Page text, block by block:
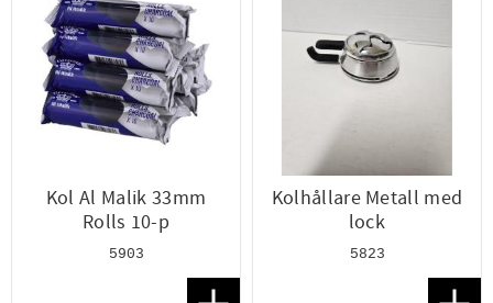
Kol Al Malik 33mm
Rolls 10-p
5903
Kolhållare Metall med
lock
5823